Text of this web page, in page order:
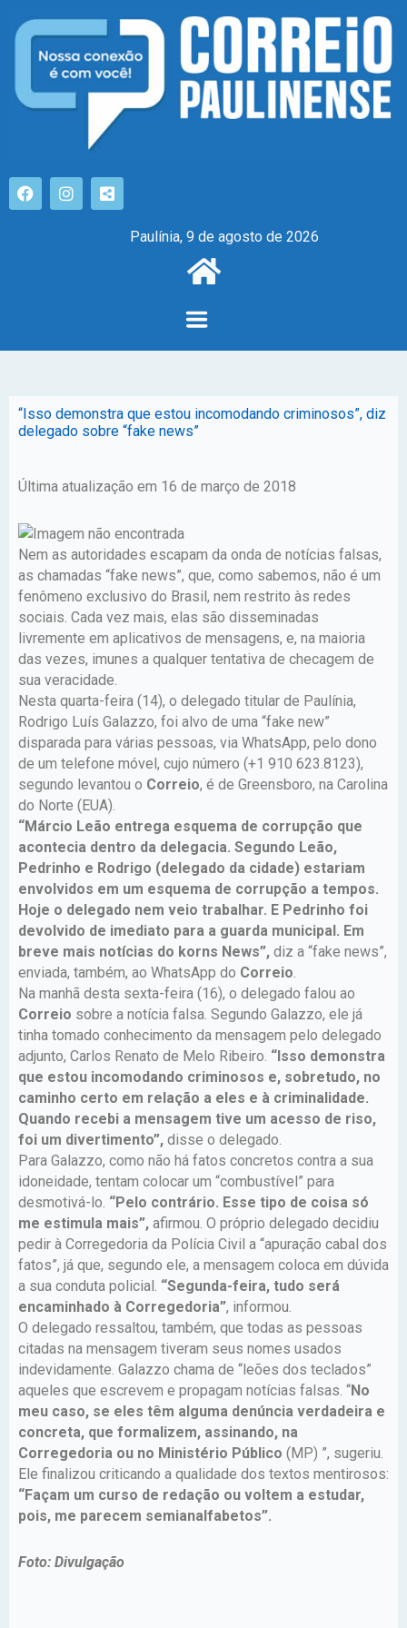
Paulínia, 9 de agosto de 2026
“Isso demonstra que estou incomodando criminosos”, diz
delegado sobre “fake news”
Última atualização em 16 de março de 2018
Nem as autoridades escapam da onda de notícias falsas,
as chamadas “fake news”, que, como sabemos, não é um
fenômeno exclusivo do Brasil, nem restrito às redes
sociais. Cada vez mais, elas são disseminadas
livremente em aplicativos de mensagens, e, na maioria
das vezes, imunes a qualquer tentativa de checagem de
sua veracidade.
Nesta quarta-feira (14), o delegado titular de Paulínia,
Rodrigo Luís Galazzo, foi alvo de uma “fake new”
disparada para várias pessoas, via WhatsApp, pelo dono
de um telefone móvel, cujo número (+1 910 623.8123),
segundo levantou o Correio, é de Greensboro, na Carolina
do Norte (EUA).
“Márcio Leão entrega esquema de corrupção que
acontecia dentro da delegacia. Segundo Leão,
Pedrinho e Rodrigo (delegado da cidade) estariam
envolvidos em um esquema de corrupção a tempos.
Hoje o delegado nem veio trabalhar. E Pedrinho foi
devolvido de imediato para a guarda municipal. Em
breve mais notícias do korns News”, diz a “fake news”,
enviada, também, ao WhatsApp do Correio.
Na manhã desta sexta-feira (16), o delegado falou ao
Correio sobre a notícia falsa. Segundo Galazzo, ele já
tinha tomado conhecimento da mensagem pelo delegado
adjunto, Carlos Renato de Melo Ribeiro. “Isso demonstra
que estou incomodando criminosos e, sobretudo, no
caminho certo em relação a eles e à criminalidade.
Quando recebi a mensagem tive um acesso de riso,
foi um divertimento”, disse o delegado.
Para Galazzo, como não há fatos concretos contra a sua
idoneidade, tentam colocar um “combustível” para
desmotivá-lo. “Pelo contrário. Esse tipo de coisa só
me estimula mais”, afirmou. O próprio delegado decidiu
pedir à Corregedoria da Polícia Civil a “apuração cabal dos
fatos”, já que, segundo ele, a mensagem coloca em dúvida
a sua conduta policial. “Segunda-feira, tudo será
encaminhado à Corregedoria”, informou.
O delegado ressaltou, também, que todas as pessoas
citadas na mensagem tiveram seus nomes usados
indevidamente. Galazzo chama de “leões dos teclados”
aqueles que escrevem e propagam notícias falsas. “No
meu caso, se eles têm alguma denúncia verdadeira e
concreta, que formalizem, assinando, na
Corregedoria ou no Ministério Público (MP) ”, sugeriu.
Ele finalizou criticando a qualidade dos textos mentirosos:
“Façam um curso de redação ou voltem a estudar,
pois, me parecem semianalfabetos”.
Foto: Divulgação